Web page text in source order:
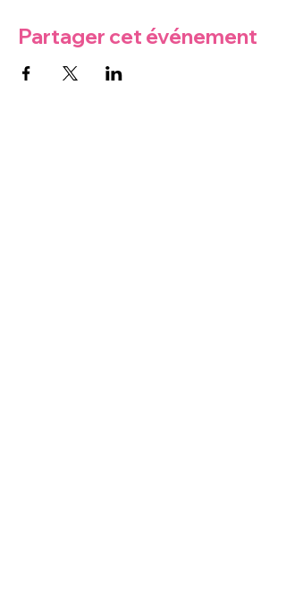
Partager cet événement